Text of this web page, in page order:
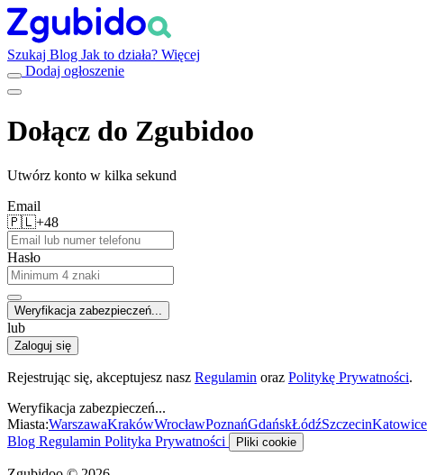
Szukaj Blog Jak to działa? Więcej
Dodaj ogłoszenie
Dołącz do Zgubidoo
Utwórz konto w kilka sekund
Email
🇵🇱+48
Hasło
Weryfikacja zabezpieczeń...
lub
Zaloguj się
Rejestrując się, akceptujesz nasz Regulamin oraz Politykę Prywatności.
Weryfikacja zabezpieczeń...
Miasta:WarszawaKrakówWrocławPoznańGdańskŁódźSzczecinKatowice
Blog Regulamin Polityka Prywatności Pliki cookie